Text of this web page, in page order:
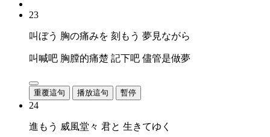
23
叫ぼう 胸の痛みを 刻もう 夢見ながら
叫喊吧 胸膛的痛楚 記下吧 儘管是做夢
重覆這句 播放這句 暫停
24
進もう 威風堂々 君と 生きてゆく